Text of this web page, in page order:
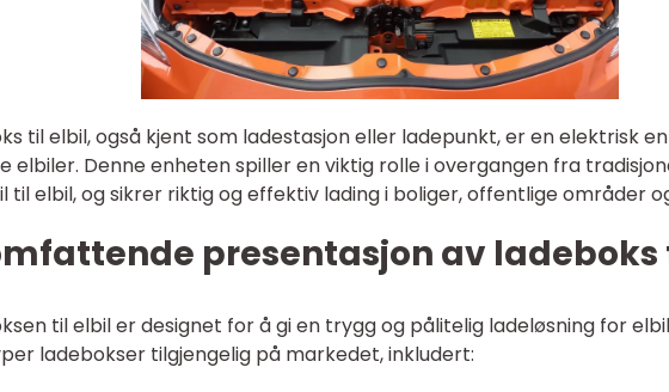
til elbil, også kjent som ladestasjon eller ladepunkt, er en elektrisk
elbiler. Denne enheten spiller en viktig rolle i overgangen fra
til elbil, og sikrer riktig og effektiv lading i boliger, offentlige områder
presentasjon av
til elbil er designet for å gi en trygg og pålitelig ladeløsning for
ladebokser tilgjengelig på markedet, inkludert: